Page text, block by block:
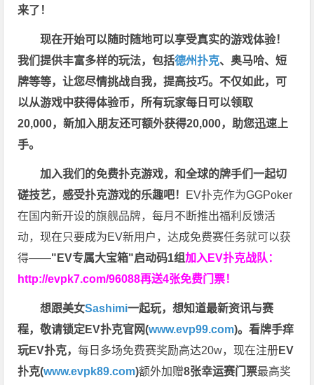
来了！
现在开始可以随时随地可以享受真实的游戏体验！
我们提供丰富多样的玩法，包括德州扑克、奥马哈、短
牌等等，让您尽情挑战自我，提高技巧。不仅如此， 可
以从游戏中获得体验币，所有玩家每日可以领取
20,000，新加入朋友还可额外获得20,000，助您迅速上
手。
加入我们的免费扑克游戏，和全球的牌手们一起切
磋技艺，感受扑克游戏的乐趣吧！ EV扑克作为GGPoker
在国内新开设的旗舰品牌，每月不断推出福利反馈活
动，现在只要成为EV新用户，达成免费赛任务就可以获
得——"EV专属大宝箱"启动码1组加入EV扑克战队：
http://evpk7.com/96088再送4张免费门票！
想跟美女Sashimi一起玩，想知道最新资讯与赛
程，敬请锁定EV扑克官网(www.evp99.com)。看牌手痒
玩EV扑克，每日多场免费赛奖励高达20w，现在注册EV
扑克(www.evpk89.com)额外加赠8张幸运赛门票最高奖